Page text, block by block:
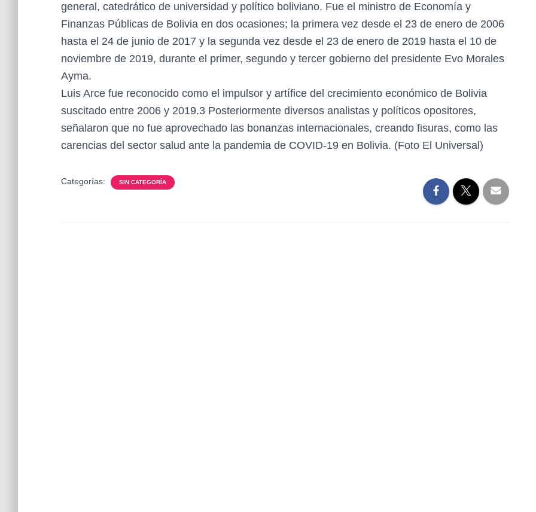
general, catedrático de universidad y político boliviano. Fue el ministro de Economía y
Finanzas Públicas de Bolivia en dos ocasiones; la primera vez desde el 23 de enero de 2006
hasta el 24 de junio de 2017 y la segunda vez desde el 23 de enero de 2019 hasta el 10 de
noviembre de 2019, durante el primer, segundo y tercer gobierno del presidente Evo Morales
Ayma.
Luis Arce fue reconocido como el impulsor y artífice del crecimiento económico de Bolivia
suscitado entre 2006 y 2019.3 Posteriormente diversos analistas y políticos opositores,
señalaron que no fue aprovechado las bonanzas internacionales, creando fisuras, como las
carencias del sector salud ante la pandemia de COVID-19 en Bolivia. (Foto El Universal)
Categorías: SIN CATEGORÍA